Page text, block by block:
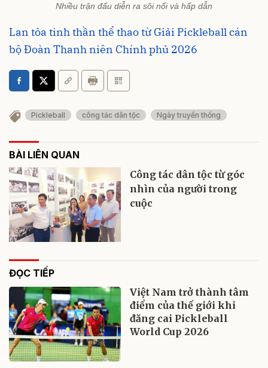
Nhiều trận đấu diễn ra sôi nổi và hấp dẫn
Lan tỏa tinh thần thể thao từ Giải Pickleball cán
bộ Đoàn Thanh niên Chính phủ 2026
Pickleball công tác dân tộc Ngày truyền thống
BÀI LIÊN QUAN
Công tác dân tộc từ góc
nhìn của người trong
cuộc
ĐỌC TIẾP
Việt Nam trở thành tâm
điểm của thế giới khi
đăng cai Pickleball
World Cup 2026